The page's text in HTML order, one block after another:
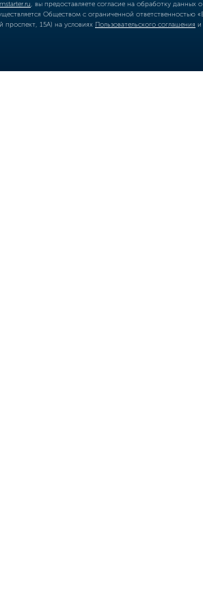
, вы предоставляете согласие на обработку
Обществом с ограниченной
проспект, 15А) на условиях Пользовательского соглашения и